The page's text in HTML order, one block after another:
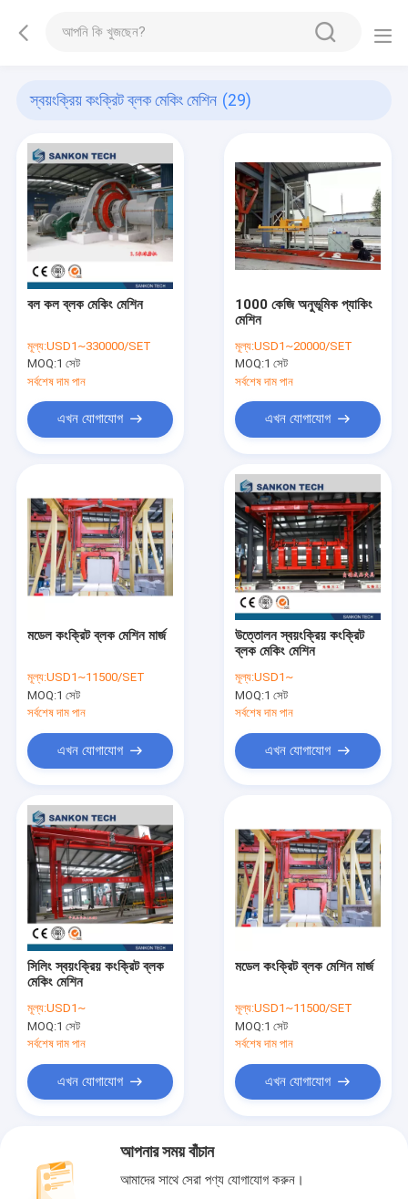
স্বয়ংক্রিয় কংক্রিট ব্লক মেকিং মেশিন (29)
বল কল ব্লক মেকিং মেশিন
মূল্য:USD1~330000/SET
MOQ:1 সেট
সর্বশেষ দাম পান
এখন যোগাযোগ
1000 কেজি অনুভূমিক প্যাকিং
মেশিন
মূল্য:USD1~20000/SET
MOQ:1 সেট
সর্বশেষ দাম পান
এখন যোগাযোগ
মডেল কংক্রিট ব্লক মেশিন মার্জ
মূল্য:USD1~11500/SET
MOQ:1 সেট
সর্বশেষ দাম পান
এখন যোগাযোগ
উত্তোলন স্বয়ংক্রিয় কংক্রিট
ব্লক মেকিং মেশিন
মূল্য:USD1~
MOQ:1 সেট
সর্বশেষ দাম পান
এখন যোগাযোগ
সিলিং স্বয়ংক্রিয় কংক্রিট ব্লক
মেকিং মেশিন
মূল্য:USD1~
MOQ:1 সেট
সর্বশেষ দাম পান
এখন যোগাযোগ
মডেল কংক্রিট ব্লক মেশিন মার্জ
মূল্য:USD1~11500/SET
MOQ:1 সেট
সর্বশেষ দাম পান
এখন যোগাযোগ
আপনার সময় বাঁচান
আমাদের সাথে সেরা পণ্য যোগাযোগ করুন।